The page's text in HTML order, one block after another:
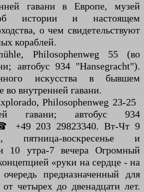
гавани в Европе, музей
об истории и настоящем
о чем свидетельствуют
кораблей.
Philosophenweg 55 (во
автобус 934 "Hansegracht").
искусства в бывшем
во внутренней гавани.
Philosophenweg 23-25
гавани; автобус 934
+49 203 29823340. Вт-Чт 9
пятница-воскресенье и
10 утра-7 вечера Огромный
«руки на сердце - на
предназначенный для
от четырех до двенадцати лет.